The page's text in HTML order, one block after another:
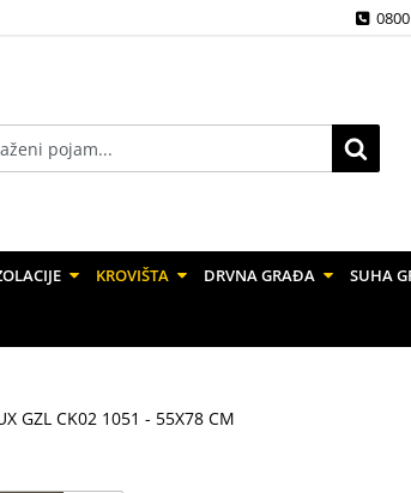
KROVIŠTA DRVNA GRAĐA SUHA
GZL CK02 1051 - 55X78 CM